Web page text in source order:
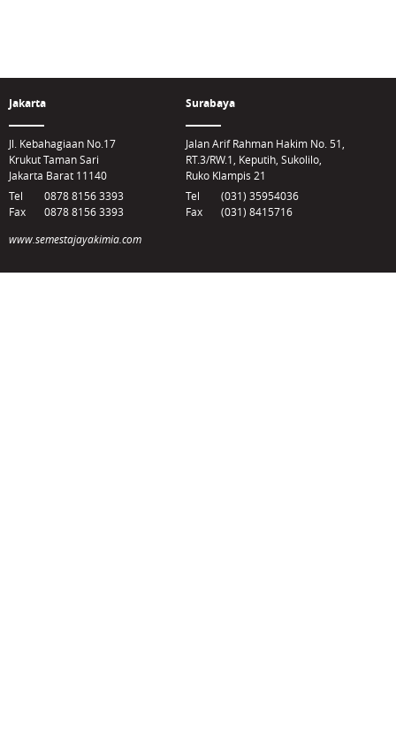
Jakarta
Jl. Kebahagiaan No.17
Krukut Taman Sari
Jakarta Barat 11140
Tel
0878 8156 3393
Fax
0878 8156 3393
Surabaya
Jalan Arif Rahman Hakim No. 51,
RT.3/RW.1, Keputih, Sukolilo,
Ruko Klampis 21
Tel
(031) 35954036
Fax
(031) 8415716
www.semestajayakimia.com